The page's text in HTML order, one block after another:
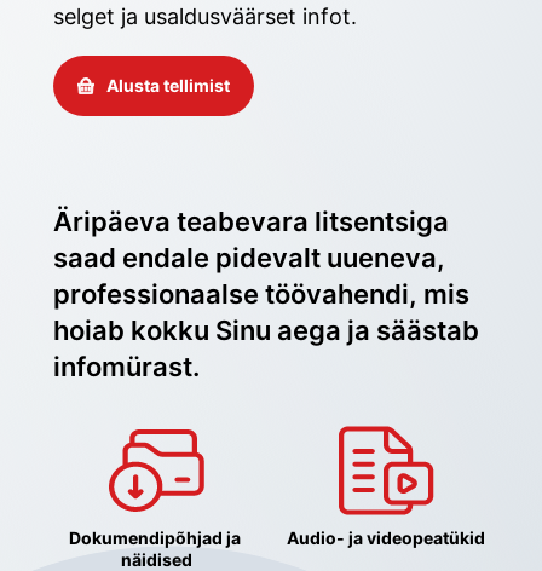
selget ja usaldusväärset infot.
Alusta tellimist
Äripäeva teabevara litsentsiga
saad endale pidevalt uueneva,
professionaalse töövahendi, mis
hoiab kokku Sinu aega ja säästab
infomürast.
Dokumendipõhjad ja
näidised
Audio- ja videopeatükid